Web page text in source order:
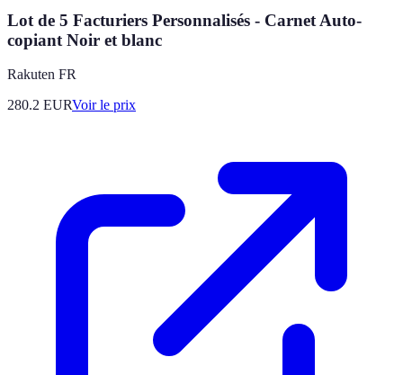
Lot de 5 Facturiers Personnalisés - Carnet Auto-
copiant Noir et blanc
Rakuten FR
280.2 EURVoir le prix